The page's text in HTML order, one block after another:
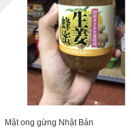
Mật ong gừng Nhật Bản